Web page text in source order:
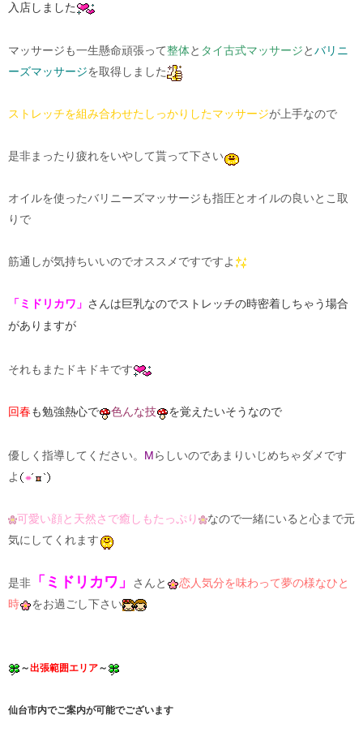
入店しました
マッサージも一生懸命頑張って整体と タイ古式マッサージとバリニ
ーズマッサージを取得しました
ストレッチを組み合わせたしっかりしたマッサージが上手なので
是非まったり疲れをいやして貰って下さい
オイルを使ったバリニーズマッサージも指圧とオイルの良いとこ取
りで
筋通しが気持ちいいのでオススメですですよ
「ミドリカワ」 さんは巨乳なのでストレッチの時密着しちゃう場合
がありますが
それもまたドキドキです
回春 も勉強熱心で 色んな技 を覚えたいそうなので
優しく指導してください。 Мらしいのであまりいじめちゃダメです
よ
可愛い顔と天然さで癒しもたっぷり
なので一緒にいると心まで元
気にしてくれます
是非 「ミドリカワ」 さんと
恋人気分を味わって夢の様なひと
時
をお過ごし下さい
～出張範囲エリア～
仙台市内でご案内が可能でございます